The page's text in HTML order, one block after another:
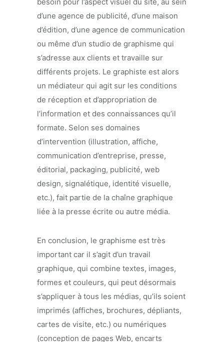
d’une agence de publicité, d’une maison
d’édition, d’une agence de communication
ou même d’un studio de graphisme qui
s’adresse aux clients et travaille sur
différents projets. Le graphiste est alors
un médiateur qui agit sur les conditions
de réception et d’appropriation de
l’information et des connaissances qu’il
formate. Selon ses domaines
d’intervention (illustration, affiche,
communication d’entreprise, presse,
éditorial, packaging, publicité, web
design, signalétique, identité visuelle,
etc.), fait partie de la chaîne graphique
liée à la presse écrite ou autre média.
En conclusion, le graphisme est très
important car il s’agit d’un travail
graphique, qui combine textes, images,
formes et couleurs, qui peut désormais
s’appliquer à tous les médias, qu’ils soient
imprimés (affiches, brochures, dépliants,
cartes de visite, etc.) ou numériques
(conception de pages Web, encarts